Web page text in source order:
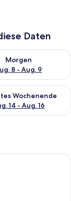
Daten
Aug. 7 - Aug. 8.
Morgen
8 - Aug. 9
die Verfügbarkeit
Aug. 7
Wochenende
14 - Aug. 16
die Verfügbarkeit
mit Bett,